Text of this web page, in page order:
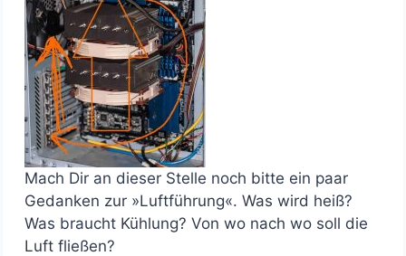
Mach Dir an dieser Stelle noch bitte ein paar
Gedanken zur »Luftführung«. Was wird heiß?
Was braucht Kühlung? Von wo nach wo soll die
Luft fließen?